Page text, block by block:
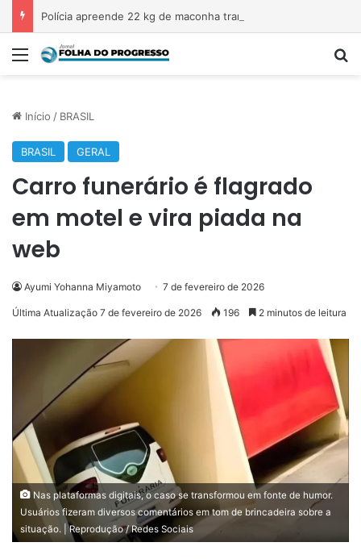
Menu
Início / BRASIL
BRASIL GERAL
Carro funerário é flagrado
em motel e vira piada na
web
Ayumi Yohanna Miyamoto 7 de fevereiro de 2026
Última Atualização 7 de fevereiro de 2026 196 2 minutos de leitura
Nas plataformas digitais, o caso se transformou em fonte de humor.
Usuários fizeram diversos comentários em tom de brincadeira sobre a
situação. | Reprodução / Redes Sociais